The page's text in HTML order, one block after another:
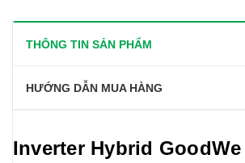
THÔNG TIN SẢN PHẨM
HƯỚNG DẪN MUA HÀNG
Inverter Hybrid GoodWe